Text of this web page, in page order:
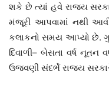
શકે છે ત્યાં હવે રાજ્ય
મંજૂરી આપવામાં નથી
કલાકનો સમય આપ્યો છે.
દિવાળી– બેસતા વર્ષ નૂતન
ઉજવણી સંદર્ભે રાજ્ય